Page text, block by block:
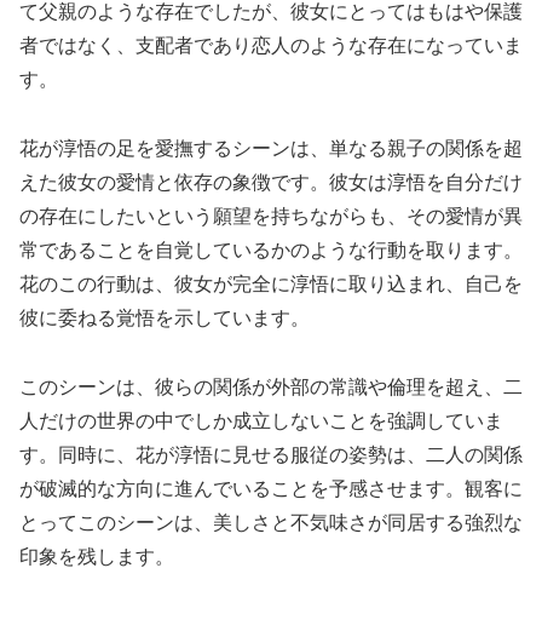
て父親のような存在でしたが、彼女にとってはもはや保護
者ではなく、支配者であり恋人のような存在になっていま
す。
花が淳悟の足を愛撫するシーンは、単なる親子の関係を超
えた彼女の愛情と依存の象徴です。彼女は淳悟を自分だけ
の存在にしたいという願望を持ちながらも、その愛情が異
常であることを自覚しているかのような行動を取ります。
花のこの行動は、彼女が完全に淳悟に取り込まれ、自己を
彼に委ねる覚悟を示しています。
このシーンは、彼らの関係が外部の常識や倫理を超え、二
人だけの世界の中でしか成立しないことを強調していま
す。同時に、花が淳悟に見せる服従の姿勢は、二人の関係
が破滅的な方向に進んでいることを予感させます。観客に
とってこのシーンは、美しさと不気味さが同居する強烈な
印象を残します。